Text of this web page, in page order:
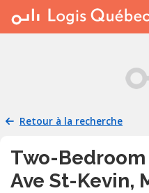
À LOUER
PLACER UNE ANNONCE
RESSOURCES
Retour à la recherche
Two-Bedroom
Ave St-Kevin,